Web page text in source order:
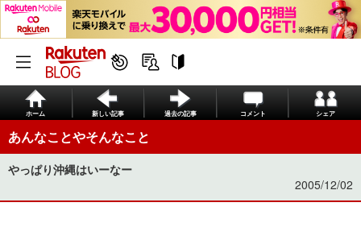
ホーム 新しい記事 過去の記事 コメント シェア
あんなことやそんなこと
やっぱり沖縄はいーなー
2005/12/02